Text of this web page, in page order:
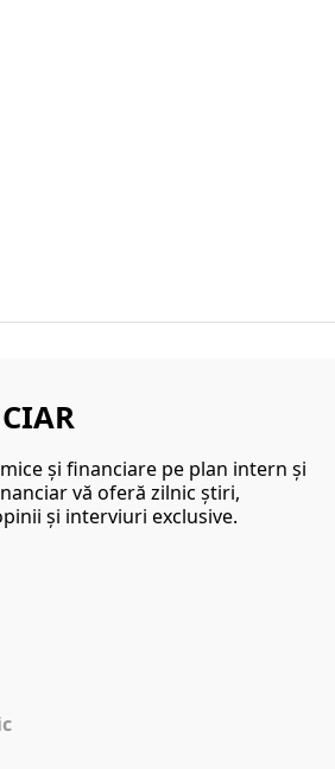
şi financiare pe plan intern şi
vă oferă zilnic ştiri,
şi interviuri exclusive.